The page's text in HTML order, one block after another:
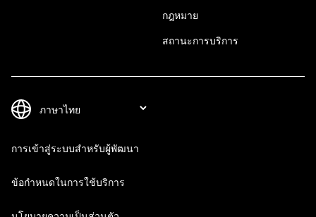
กฎหมาย
สถานะการบริการ
การเข้าสู่ระบบสำหรับผู้พัฒนา
ข้อกำหนดในการใช้บริการ